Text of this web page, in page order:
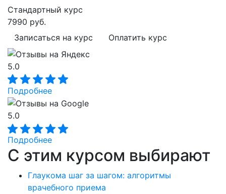
Стандартный курс
7990 руб.
Записаться на курс
Оплатить курс
5.0
Подробнее
5.0
Подробнее
С этим курсом выбирают
Глаукома шаг за шагом: алгоритмы
врачебного приема